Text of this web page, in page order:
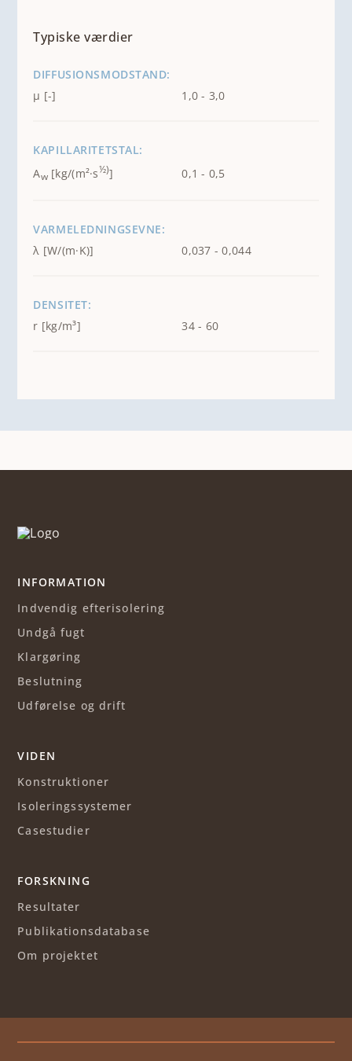
Typiske værdier
DIFFUSIONSMODSTAND:
μ [-]
1,0 - 3,0
KAPILLARITETSTAL:
Aw[kg/(m²·s½)] 0,1 - 0,5
VARMELEDNINGSEVNE:
λ [W/(m·K)]
0,037 - 0,044
DENSITET:
r [kg/m³]
34 - 60
INFORMATION
Indvendig efterisolering
Undgå fugt
Klargøring
Beslutning
Udførelse og drift
VIDEN
Konstruktioner
Isoleringssystemer
Casestudier
FORSKNING
Resultater
Publikationsdatabase
Om projektet